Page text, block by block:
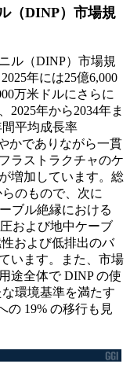
（DINP）市場規
ル（DINP）市場規
年には25億6,000
万米ドルにさらに
2025年から2034年ま
平均成長率
かでありながら一貫
ラストラクチャのケ
増加しています。総
のもので、次に
ブル絶縁における
および地中ケーブ
および低排出のバ
います。また、市場
途全体で DINP の使
環境基準を満たす
の 19% の移行も見